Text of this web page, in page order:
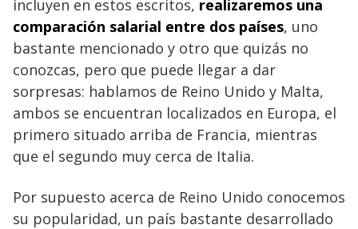
incluyen en estos escritos, realizaremos una
comparación salarial entre dos países, uno
bastante mencionado y otro que quizás no
conozcas, pero que puede llegar a dar
sorpresas: hablamos de Reino Unido y Malta,
ambos se encuentran localizados en Europa, el
primero situado arriba de Francia, mientras
que el segundo muy cerca de Italia.
Por supuesto acerca de Reino Unido conocemos
su popularidad, un país bastante desarrollado